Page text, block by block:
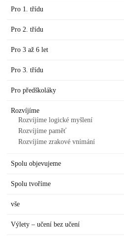
Pro 1. třídu
Pro 2. třídu
Pro 3 až 6 let
Pro 3. třídu
Pro předškoláky
Rozvíjíme
Rozvíjíme logické myšlení
Rozvíjíme paměť
Rozvíjíme zrakové vnímání
Spolu objevujeme
Spolu tvoříme
vše
Výlety – učení bez učení